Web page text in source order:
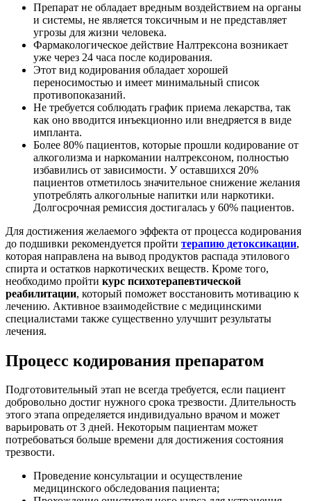
Препарат не обладает вредным воздействием на органы
и системы, не является токсичным и не представляет
угрозы для жизни человека.
Фармакологическое действие Налтрексона возникает
уже через 24 часа после кодирования.
Этот вид кодирования обладает хорошей
переносимостью и имеет минимальный список
противопоказаний.
Не требуется соблюдать график приема лекарства, так
как оно вводится инъекционно или внедряется в виде
импланта.
Более 80% пациентов, которые прошли кодирование от
алкоголизма и наркомании налтрексоном, полностью
избавились от зависимости. У оставшихся 20%
пациентов отметилось значительное снижение желания
употреблять алкогольные напитки или наркотики.
Долгосрочная ремиссия достигалась у 60% пациентов.
Для достижения желаемого эффекта от процесса кодирования
до подшивки рекомендуется пройти терапию детоксикации,
которая направлена на вывод продуктов распада этилового
спирта и остатков наркотических веществ. Кроме того,
необходимо пройти курс психотерапевтической
реабилитации, который поможет восстановить мотивацию к
лечению. Активное взаимодействие с медицинскими
специалистами также существенно улучшит результаты
лечения.
Процесс кодирования препаратом
Подготовительный этап не всегда требуется, если пациент
добровольно достиг нужного срока трезвости. Длительность
этого этапа определяется индивидуально врачом и может
варьировать от 3 дней. Некоторым пациентам может
потребоваться больше времени для достижения состояния
трезвости.
Проведение консультации и осуществление
медицинского обследования пациента;